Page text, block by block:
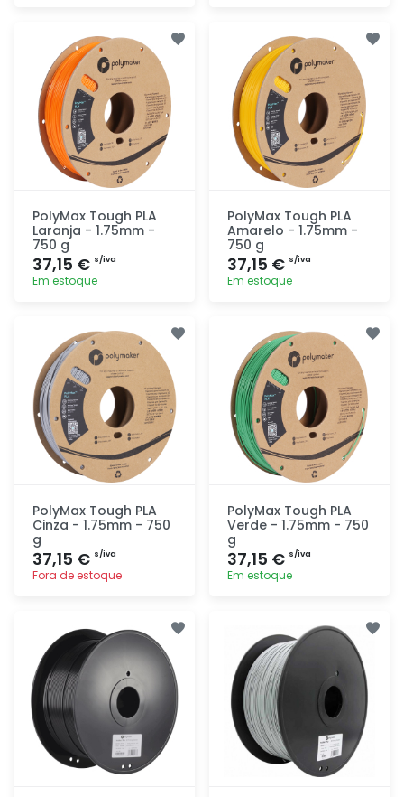
rapidamente
rapidamente
PolyMax Tough PLA
Laranja - 1.75mm -
750 g
37,15 € s/iva
Em estoque
rapidamente
PolyMax Tough PLA
Amarelo - 1.75mm -
750 g
37,15 € s/iva
Em estoque
rapidamente
PolyMax Tough PLA
Cinza - 1.75mm - 750
g
37,15 € s/iva
Fora de estoque
rapidamente
PolyMax Tough PLA
Verde - 1.75mm - 750
g
37,15 € s/iva
Em estoque
rapidamente